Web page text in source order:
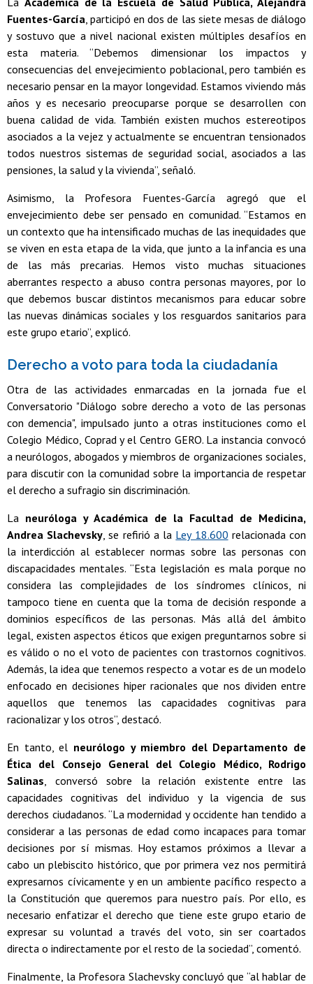
Fuentes-García , participó en dos de las siete mesas de diálogo
y sostuvo que a nivel nacional existen múltiples desafíos en
esta materia. “Debemos dimensionar los impactos y
consecuencias del envejecimiento poblacional, pero también es
necesario pensar en la mayor longevidad. Estamos viviendo más
años y es necesario preocuparse porque se desarrollen con
buena calidad de vida. También existen muchos estereotipos
asociados a la vejez y actualmente se encuentran tensionados
todos nuestros sistemas de seguridad social, asociados a las
pensiones, la salud y la vivienda”, señaló.
Asimismo, la Profesora Fuentes-García agregó que el
envejecimiento debe ser pensado en comunidad. “Estamos en
un contexto que ha intensificado muchas de las inequidades que
se viven en esta etapa de la vida, que junto a la infancia es una
de las más precarias. Hemos visto muchas situaciones
aberrantes respecto a abuso contra personas mayores, por lo
que debemos buscar distintos mecanismos para educar sobre
las nuevas dinámicas sociales y los resguardos sanitarios para
este grupo etario”, explicó.
Derecho a voto para toda la ciudadanía
Otra de las actividades enmarcadas en la jornada fue el
Conversatorio "Diálogo sobre derecho a voto de las personas
con demencia", impulsado junto a otras instituciones como el
Colegio Médico, Coprad y el Centro GERO. La instancia convocó
a neurólogos, abogados y miembros de organizaciones sociales,
para discutir con la comunidad sobre la importancia de respetar
el derecho a sufragio sin discriminación.
La neuróloga y Académica de la Facultad de Medicina,
Andrea Slachevsky , se refirió a la Ley 18.600 relacionada con
la interdicción al establecer normas sobre las personas con
discapacidades mentales. “Esta legislación es mala porque no
considera las complejidades de los síndromes clínicos, ni
tampoco tiene en cuenta que la toma de decisión responde a
dominios específicos de las personas. Más allá del ámbito
legal, existen aspectos éticos que exigen preguntarnos sobre si
es válido o no el voto de pacientes con trastornos cognitivos.
Además, la idea que tenemos respecto a votar es de un modelo
enfocado en decisiones hiper racionales que nos dividen entre
aquellos que tenemos las capacidades cognitivas para
racionalizar y los otros”, destacó.
En tanto, el neurólogo y miembro del Departamento de
Ética del Consejo General del Colegio Médico, Rodrigo
Salinas , conversó sobre la relación existente entre las
capacidades cognitivas del individuo y la vigencia de sus
derechos ciudadanos. “La modernidad y occidente han tendido a
considerar a las personas de edad como incapaces para tomar
decisiones por sí mismas. Hoy estamos próximos a llevar a
cabo un plebiscito histórico, que por primera vez nos permitirá
expresarnos cívicamente y en un ambiente pacífico respecto a
la Constitución que queremos para nuestro país. Por ello, es
necesario enfatizar el derecho que tiene este grupo etario de
expresar su voluntad a través del voto, sin ser coartados
directa o indirectamente por el resto de la sociedad”, comentó.
Finalmente, la Profesora Slachevsky concluyó que “al hablar de